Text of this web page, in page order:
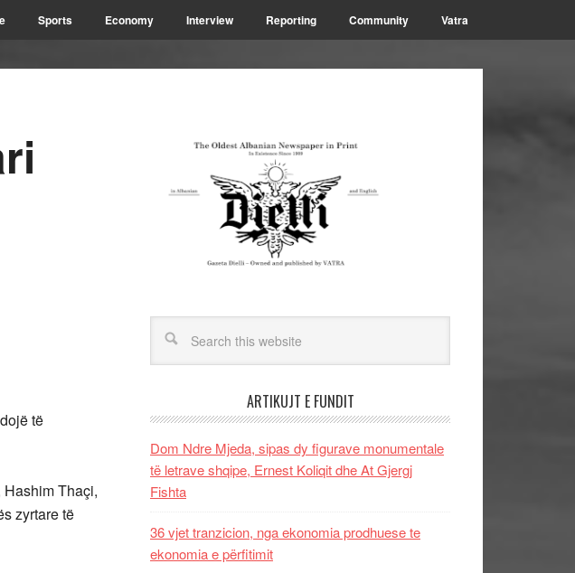
Sports Economy Interview Reporting Community Vatra
të
Thaçi,
zyrtare të
ARTIKUJT E FUNDIT
Dom Ndre Mjeda, sipas dy figurave monumentale
të letrave shqipe, Ernest Koliqit dhe At Gjergj
Fishta
36 vjet tranzicion, nga ekonomia prodhuese te
ekonomia e përfitimit